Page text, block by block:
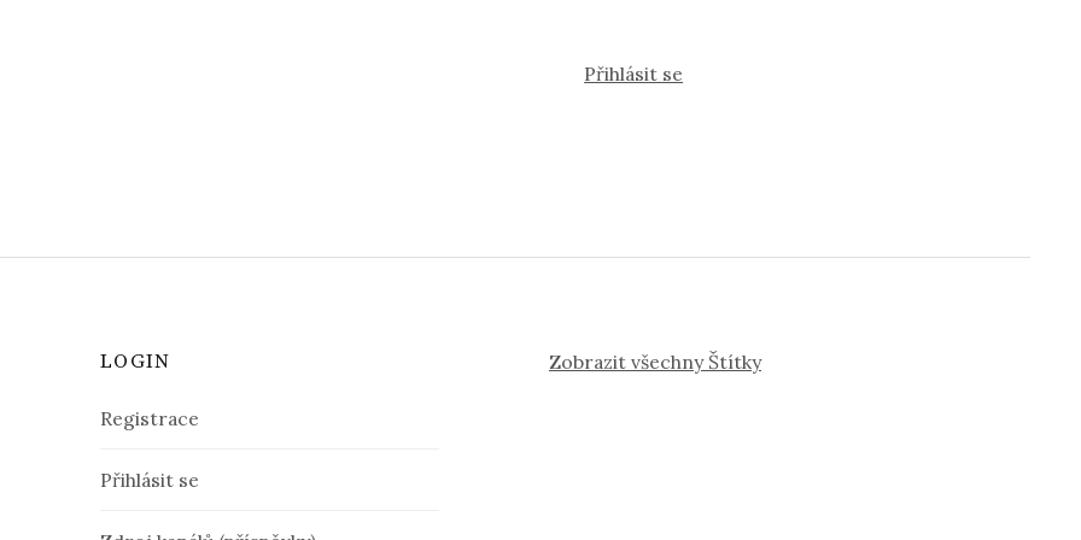
Přihlásit se
LOGIN
Registrace
Přihlásit se
Zobrazit všechny Štítky